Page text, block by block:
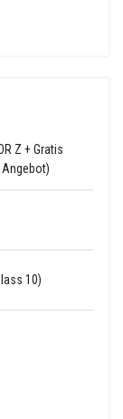
Z + Gratis
Angebot)
10)